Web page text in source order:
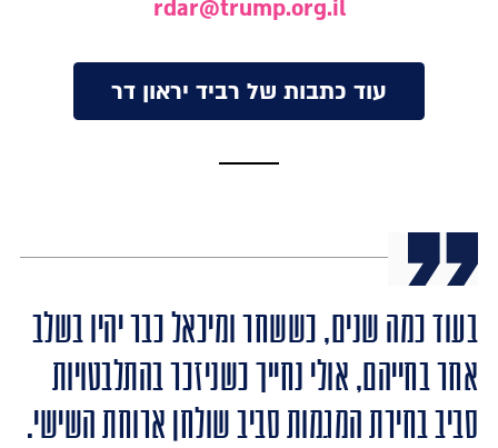
rdar@trump.org.il
עוד כתבות של רביד יראון דר
בעוד כמה שנים, כששחר ומיכאל כבר יהיו בשלב
אחר בחייהם, אולי נחייך כשניזכר בהתלבטויות
סביב בחירת המגמות סביב שולחן ארוחת השישי.